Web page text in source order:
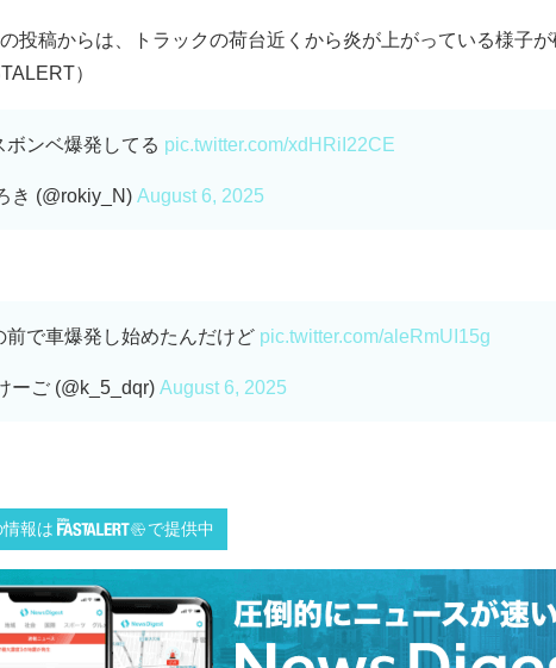
投稿からは、トラックの荷台近くから炎が上がっている様子
）
ボンベ爆発してる pic.twitter.com/xdHRiI22CE
き (@rokiy_N) August 6, 2025
前で車爆発し始めたんだけど pic.twitter.com/aleRmUI15g
ーご (@k_5_dqr) August 6, 2025
報は で提供中